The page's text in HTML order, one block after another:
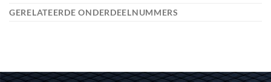
GERELATEERDE ONDERDEELNUMMERS